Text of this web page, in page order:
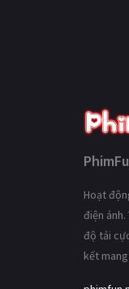
Hoạt
điện
độ tải
kết